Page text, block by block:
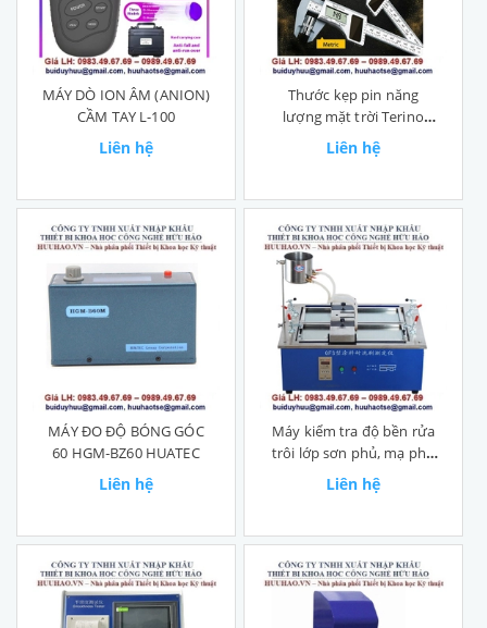
MÁY DÒ ION ÂM (ANION)
CẦM TAY L-100
Liên hệ
Thước kẹp pin năng
lượng mặt trời Terino
LCD150
Liên hệ
MÁY ĐO ĐỘ BÓNG GÓC
60 HGM-BZ60 HUATEC
Liên hệ
Máy kiểm tra độ bền rửa
trôi lớp sơn phủ, mạ phủ
QFS
Liên hệ